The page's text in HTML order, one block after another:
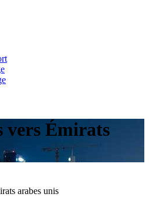
vers Émirats
arabes unis